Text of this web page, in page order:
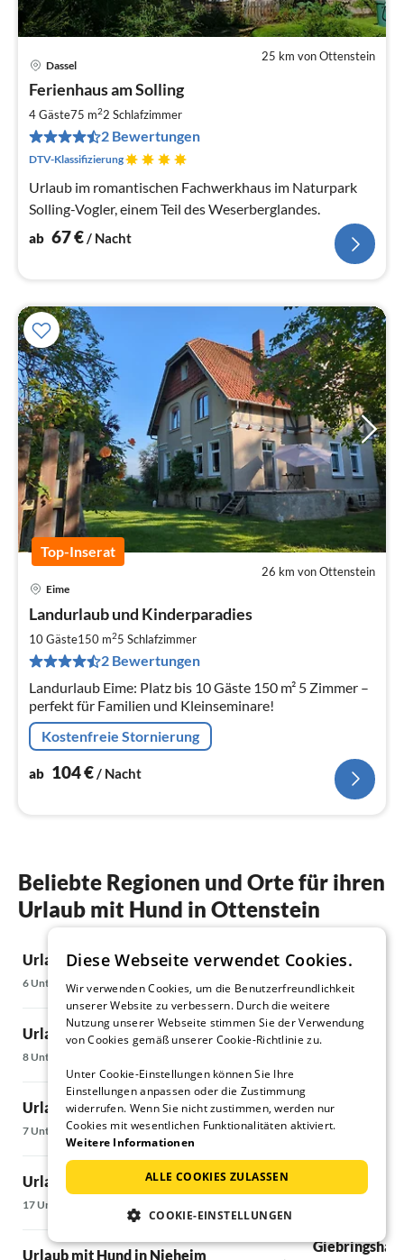
25 km von Ottenstein
Dassel
Ferienhaus am Solling
4 Gäste75 m22 Schlafzimmer
2 Bewertungen
DTV-Klassifizierung
Urlaub im romantischen Fachwerkhaus im Naturpark
Solling-Vogler, einem Teil des Weserberglandes.
ab 67€/ Nacht
Top-Inserat
26 km von Ottenstein
Eime
Landurlaub und Kinderparadies
10 Gäste150 m25 Schlafzimmer
2 Bewertungen
Landurlaub Eime: Platz bis 10 Gäste 150 m² 5 Zimmer –
perfekt für Familien und Kleinseminare!
Kostenfreie Stornierung
ab 104€ / Nacht
Beliebte Regionen und Orte für ihren
Urlaub mit Hund in Ottenstein
Urlaub mit Hund in Bad Pyrmont
6 Unterkünfte
Urlaub mit Hund in Bodenwerder
8 Unterkünfte
Urlaub mit Hund in Brakel
7 Unterkünfte
Urlaub mit Hund im Extertal
17 Unterkünfte
Urlaub mit Hund in Nieheim
Urlaub mit
15 Unterkünfte
Diese Webseite verwendet Cookies.
Wir verwenden Cookies, um die Benutzerfreundlichkeit
unserer Website zu verbessern. Durch die weitere
Nutzung unserer Webseite stimmen Sie der Verwendung
von Cookies gemäß unserer Cookie-Richtlinie zu.
Unter Cookie-Einstellungen können Sie Ihre
Einstellungen anpassen oder die Zustimmung
widerrufen. Wenn Sie nicht zustimmen, werden nur
Cookies mit wesentlichen Funktionalitäten aktiviert.
Weitere Informationen
ALLE COOKIES ZULASSEN
COOKIE-EINSTELLUNGEN